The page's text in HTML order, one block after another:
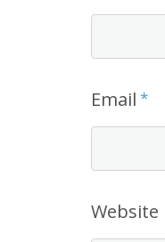
Email *
Website